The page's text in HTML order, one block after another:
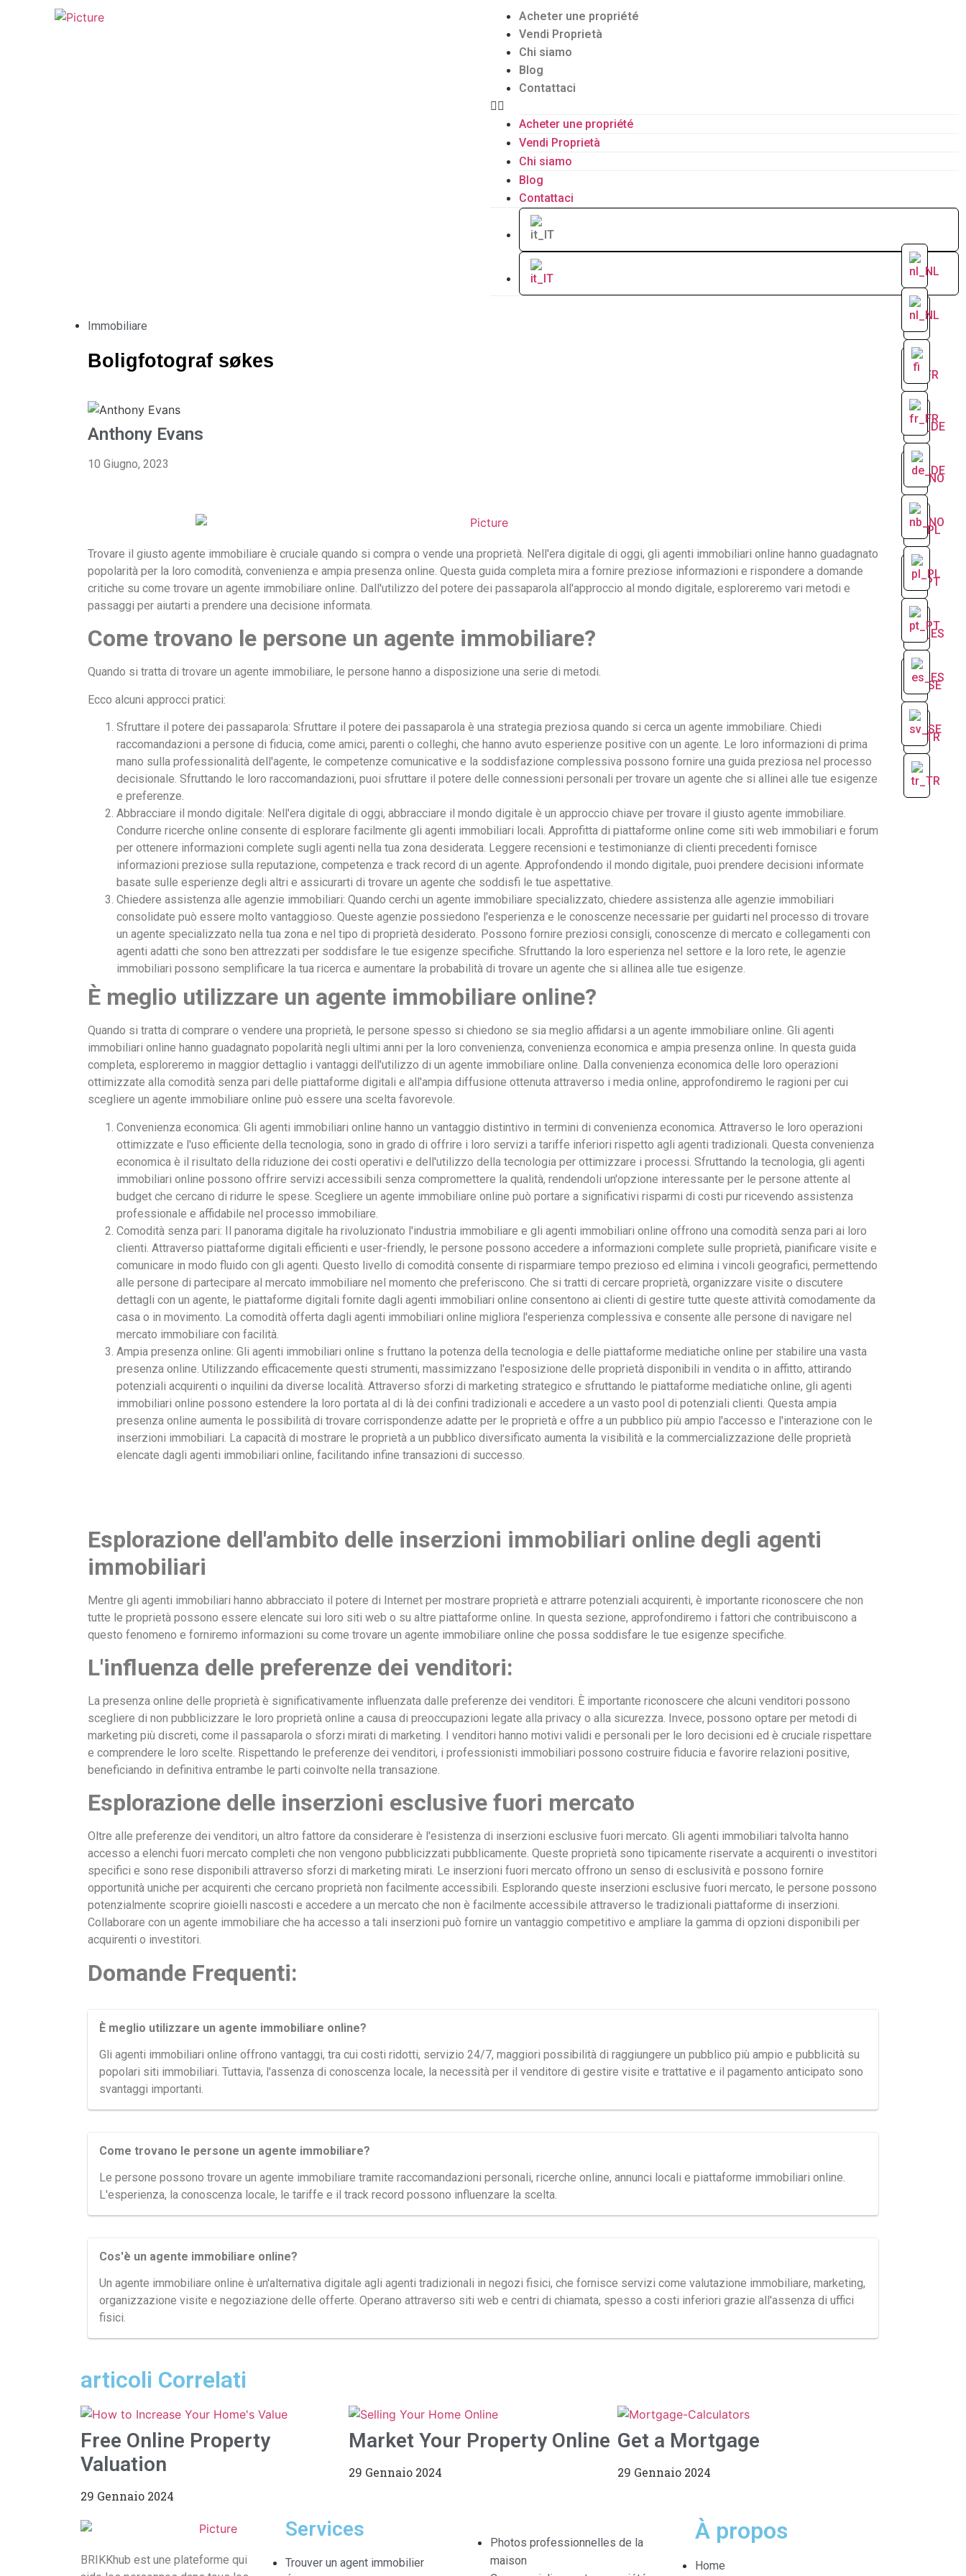
Acheter une propriété
Vendi Proprietà
Chi siamo
Blog
Contattaci
Acheter une propriété
Vendi Proprietà
Chi siamo
Blog
Contattaci
Immobiliare
Boligfotograf søkes
Anthony Evans
10 Giugno, 2023
Trovare il giusto agente immobiliare è cruciale quando si compra o vende una proprietà. Nell'era digitale di oggi, gli agenti immobiliari online hanno guadagnato
popolarità per la loro comodità, convenienza e ampia presenza online. Questa guida completa mira a fornire preziose informazioni e rispondere a domande
critiche su come trovare un agente immobiliare online. Dall'utilizzo del potere dei passaparola all'approccio al mondo digitale, esploreremo vari metodi e
passaggi per aiutarti a prendere una decisione informata.
Come trovano le persone un agente immobiliare?
Quando si tratta di trovare un agente immobiliare, le persone hanno a disposizione una serie di metodi.
Ecco alcuni approcci pratici:
Sfruttare il potere dei passaparola: Sfruttare il potere dei passaparola è una strategia preziosa quando si cerca un agente immobiliare. Chiedi
raccomandazioni a persone di fiducia, come amici, parenti o colleghi, che hanno avuto esperienze positive con un agente. Le loro informazioni di prima
mano sulla professionalità dell'agente, le competenze comunicative e la soddisfazione complessiva possono fornire una guida preziosa nel processo
decisionale. Sfruttando le loro raccomandazioni, puoi sfruttare il potere delle connessioni personali per trovare un agente che si allinei alle tue esigenze
e preferenze.
Abbracciare il mondo digitale: Nell'era digitale di oggi, abbracciare il mondo digitale è un approccio chiave per trovare il giusto agente immobiliare.
Condurre ricerche online consente di esplorare facilmente gli agenti immobiliari locali. Approfitta di piattaforme online come siti web immobiliari e forum
per ottenere informazioni complete sugli agenti nella tua zona desiderata. Leggere recensioni e testimonianze di clienti precedenti fornisce
informazioni preziose sulla reputazione, competenza e track record di un agente. Approfondendo il mondo digitale, puoi prendere decisioni informate
basate sulle esperienze degli altri e assicurarti di trovare un agente che soddisfi le tue aspettative.
Chiedere assistenza alle agenzie immobiliari: Quando cerchi un agente immobiliare specializzato, chiedere assistenza alle agenzie immobiliari
consolidate può essere molto vantaggioso. Queste agenzie possiedono l'esperienza e le conoscenze necessarie per guidarti nel processo di trovare
un agente specializzato nella tua zona e nel tipo di proprietà desiderato. Possono fornire preziosi consigli, conoscenze di mercato e collegamenti con
agenti adatti che sono ben attrezzati per soddisfare le tue esigenze specifiche. Sfruttando la loro esperienza nel settore e la loro rete, le agenzie
immobiliari possono semplificare la tua ricerca e aumentare la probabilità di trovare un agente che si allinea alle tue esigenze.
È meglio utilizzare un agente immobiliare online?
Quando si tratta di comprare o vendere una proprietà, le persone spesso si chiedono se sia meglio affidarsi a un agente immobiliare online. Gli agenti
immobiliari online hanno guadagnato popolarità negli ultimi anni per la loro convenienza, convenienza economica e ampia presenza online. In questa guida
completa, esploreremo in maggior dettaglio i vantaggi dell'utilizzo di un agente immobiliare online. Dalla convenienza economica delle loro operazioni
ottimizzate alla comodità senza pari delle piattaforme digitali e all'ampia diffusione ottenuta attraverso i media online, approfondiremo le ragioni per cui
scegliere un agente immobiliare online può essere una scelta favorevole.
Convenienza economica: Gli agenti immobiliari online hanno un vantaggio distintivo in termini di convenienza economica. Attraverso le loro operazioni
ottimizzate e l'uso efficiente della tecnologia, sono in grado di offrire i loro servizi a tariffe inferiori rispetto agli agenti tradizionali. Questa convenienza
economica è il risultato della riduzione dei costi operativi e dell'utilizzo della tecnologia per ottimizzare i processi. Sfruttando la tecnologia, gli agenti
immobiliari online possono offrire servizi accessibili senza compromettere la qualità, rendendoli un'opzione interessante per le persone attente al
budget che cercano di ridurre le spese. Scegliere un agente immobiliare online può portare a significativi risparmi di costi pur ricevendo assistenza
professionale e affidabile nel processo immobiliare.
Comodità senza pari: Il panorama digitale ha rivoluzionato l'industria immobiliare e gli agenti immobiliari online offrono una comodità senza pari ai loro
clienti. Attraverso piattaforme digitali efficienti e user-friendly, le persone possono accedere a informazioni complete sulle proprietà, pianificare visite e
comunicare in modo fluido con gli agenti. Questo livello di comodità consente di risparmiare tempo prezioso ed elimina i vincoli geografici, permettendo
alle persone di partecipare al mercato immobiliare nel momento che preferiscono. Che si tratti di cercare proprietà, organizzare visite o discutere
dettagli con un agente, le piattaforme digitali fornite dagli agenti immobiliari online consentono ai clienti di gestire tutte queste attività comodamente da
casa o in movimento. La comodità offerta dagli agenti immobiliari online migliora l'esperienza complessiva e consente alle persone di navigare nel
mercato immobiliare con facilità.
Ampia presenza online: Gli agenti immobiliari online s fruttano la potenza della tecnologia e delle piattaforme mediatiche online per stabilire una vasta
presenza online. Utilizzando efficacemente questi strumenti, massimizzano l'esposizione delle proprietà disponibili in vendita o in affitto, attirando
potenziali acquirenti o inquilini da diverse località. Attraverso sforzi di marketing strategico e sfruttando le piattaforme mediatiche online, gli agenti
immobiliari online possono estendere la loro portata al di là dei confini tradizionali e accedere a un vasto pool di potenziali clienti. Questa ampia
presenza online aumenta le possibilità di trovare corrispondenze adatte per le proprietà e offre a un pubblico più ampio l'accesso e l'interazione con le
inserzioni immobiliari. La capacità di mostrare le proprietà a un pubblico diversificato aumenta la visibilità e la commercializzazione delle proprietà
elencate dagli agenti immobiliari online, facilitando infine transazioni di successo.
Esplorazione dell'ambito delle inserzioni immobiliari online degli agenti
immobiliari
Mentre gli agenti immobiliari hanno abbracciato il potere di Internet per mostrare proprietà e attrarre potenziali acquirenti, è importante riconoscere che non
tutte le proprietà possono essere elencate sui loro siti web o su altre piattaforme online. In questa sezione, approfondiremo i fattori che contribuiscono a
questo fenomeno e forniremo informazioni su come trovare un agente immobiliare online che possa soddisfare le tue esigenze specifiche.
L'influenza delle preferenze dei venditori:
La presenza online delle proprietà è significativamente influenzata dalle preferenze dei venditori. È importante riconoscere che alcuni venditori possono
scegliere di non pubblicizzare le loro proprietà online a causa di preoccupazioni legate alla privacy o alla sicurezza. Invece, possono optare per metodi di
marketing più discreti, come il passaparola o sforzi mirati di marketing. I venditori hanno motivi validi e personali per le loro decisioni ed è cruciale rispettare
e comprendere le loro scelte. Rispettando le preferenze dei venditori, i professionisti immobiliari possono costruire fiducia e favorire relazioni positive,
beneficiando in definitiva entrambe le parti coinvolte nella transazione.
Esplorazione delle inserzioni esclusive fuori mercato
Oltre alle preferenze dei venditori, un altro fattore da considerare è l'esistenza di inserzioni esclusive fuori mercato. Gli agenti immobiliari talvolta hanno
accesso a elenchi fuori mercato completi che non vengono pubblicizzati pubblicamente. Queste proprietà sono tipicamente riservate a acquirenti o investitori
specifici e sono rese disponibili attraverso sforzi di marketing mirati. Le inserzioni fuori mercato offrono un senso di esclusività e possono fornire
opportunità uniche per acquirenti che cercano proprietà non facilmente accessibili. Esplorando queste inserzioni esclusive fuori mercato, le persone possono
potenzialmente scoprire gioielli nascosti e accedere a un mercato che non è facilmente accessibile attraverso le tradizionali piattaforme di inserzioni.
Collaborare con un agente immobiliare che ha accesso a tali inserzioni può fornire un vantaggio competitivo e ampliare la gamma di opzioni disponibili per
acquirenti o investitori.
Domande Frequenti:
È meglio utilizzare un agente immobiliare online?
Gli agenti immobiliari online offrono vantaggi, tra cui costi ridotti, servizio 24/7, maggiori possibilità di raggiungere un pubblico più ampio e pubblicità su
popolari siti immobiliari. Tuttavia, l'assenza di conoscenza locale, la necessità per il venditore di gestire visite e trattative e il pagamento anticipato sono
svantaggi importanti.
Come trovano le persone un agente immobiliare?
Le persone possono trovare un agente immobiliare tramite raccomandazioni personali, ricerche online, annunci locali e piattaforme immobiliari online.
L'esperienza, la conoscenza locale, le tariffe e il track record possono influenzare la scelta.
Cos'è un agente immobiliare online?
Un agente immobiliare online è un'alternativa digitale agli agenti tradizionali in negozi fisici, che fornisce servizi come valutazione immobiliare, marketing,
organizzazione visite e negoziazione delle offerte. Operano attraverso siti web e centri di chiamata, spesso a costi inferiori grazie all'assenza di uffici
fisici.
articoli Correlati
Free Online Property
Valuation
29 Gennaio 2024
Market Your Property Online
29 Gennaio 2024
Get a Mortgage
29 Gennaio 2024
BRIKKhub est une plateforme qui
Services
Trouver un agent immobilier
Photos professionnelles de la
maison
À propos
Home